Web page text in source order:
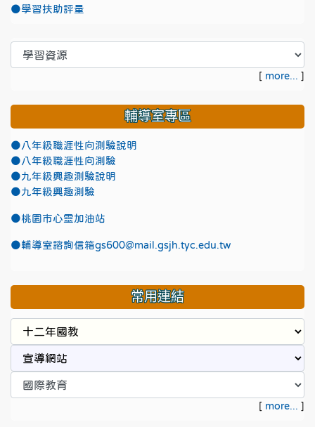
●學習扶助評量
[ more... ]
輔導室專區
●八年級職涯性向測驗說明
●八年級職涯性向測驗
●九年級興趣測驗說明
●九年級興趣測驗
●桃園市心靈加油站
●輔導室諮詢信箱gs600@mail.gsjh.tyc.edu.tw
常用連結
[ more... ]